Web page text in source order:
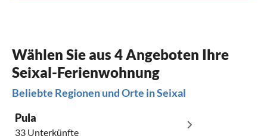
Wählen Sie aus 4 Angeboten Ihre
Seixal-Ferienwohnung
Beliebte Regionen und Orte in Seixal
Pula
33 Unterkünfte